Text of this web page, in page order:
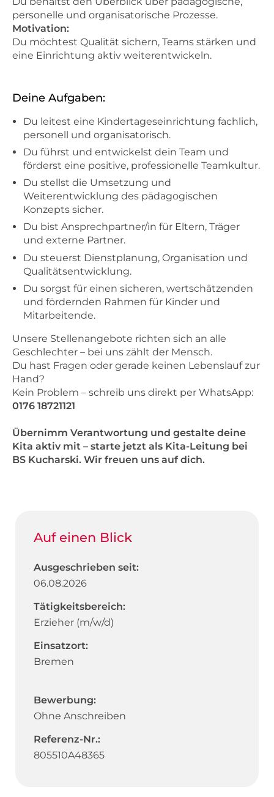
personelle und organisatorische Prozesse.
Motivation:
Du möchtest Qualität sichern, Teams stärken und
eine Einrichtung aktiv weiterentwickeln.
Deine Aufgaben:
Du leitest eine Kindertageseinrichtung fachlich,
personell und organisatorisch.
Du führst und entwickelst dein Team und
förderst eine positive, professionelle Teamkultur.
Du stellst die Umsetzung und
Weiterentwicklung des pädagogischen
Konzepts sicher.
Du bist Ansprechpartner/in für Eltern, Träger
und externe Partner.
Du steuerst Dienstplanung, Organisation und
Qualitätsentwicklung.
Du sorgst für einen sicheren, wertschätzenden
und fördernden Rahmen für Kinder und
Mitarbeitende.
Unsere Stellenangebote richten sich an alle
Geschlechter – bei uns zählt der Mensch.
Du hast Fragen oder gerade keinen Lebenslauf zur
Hand?
Kein Problem – schreib uns direkt per WhatsApp:
0176 18721121
Übernimm Verantwortung und gestalte deine
Kita aktiv mit – starte jetzt als Kita-Leitung bei
BS Kucharski. Wir freuen uns auf dich.
Auf einen Blick
Ausgeschrieben seit:
06.08.2026
Tätigkeitsbereich:
Erzieher (m/w/d)
Einsatzort:
Bremen
Bewerbung:
Ohne Anschreiben
Referenz-Nr.:
805510A48365